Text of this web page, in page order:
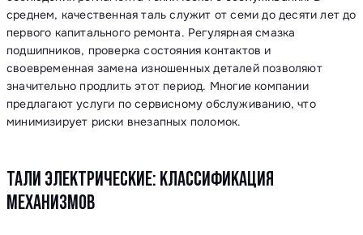
среднем, качественная таль служит от семи до десяти лет до
первого капитального ремонта. Регулярная смазка
подшипников, проверка состояния контактов и
своевременная замена изношенных деталей позволяют
значительно продлить этот период. Многие компании
предлагают услуги по сервисному обслуживанию, что
минимизирует риски внезапных поломок.
ТАЛИ ЭЛЕКТРИЧЕСКИЕ: КЛАССИФИКАЦИЯ
МЕХАНИЗМОВ